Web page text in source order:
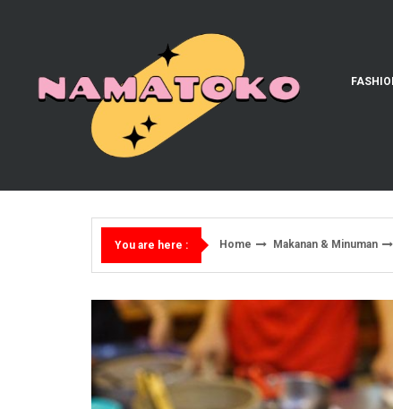
You are here : Home Makanan & Minuman